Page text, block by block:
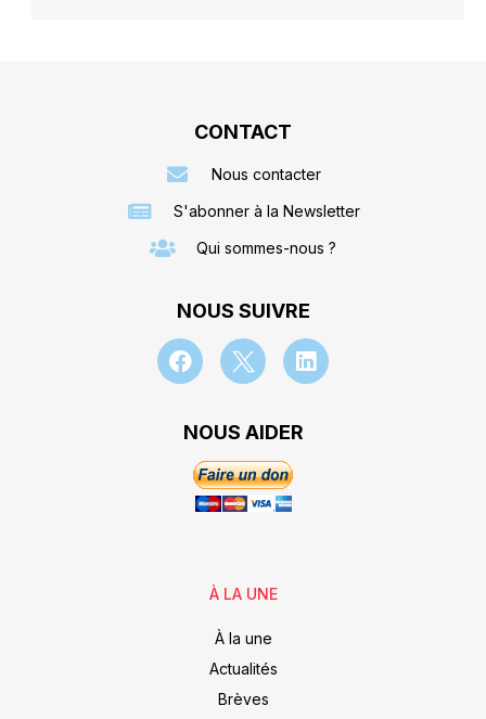
CONTACT
Nous contacter
S'abonner à la Newsletter
Qui sommes-nous ?
NOUS SUIVRE
NOUS AIDER
À LA UNE
À la une
Actualités
Brèves